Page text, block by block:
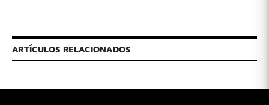
ARTÍCULOS RELACIONADOS